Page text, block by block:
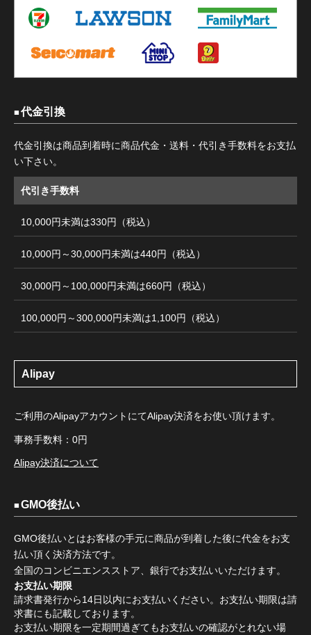
代金引換
代金引換は商品到着時に商品代金・送料・代引き手数料をお支払
い下さい。
代引き手数料
10,000円未満は330円（税込）
10,000円～30,000円未満は440円（税込）
30,000円～100,000円未満は660円（税込）
100,000円～300,000円未満は1,100円（税込）
Alipay
ご利用のAlipayアカウントにてAlipay決済をお使い頂けます。
事務手数料：0円
Alipay決済について
GMO後払い
GMO後払いとはお客様の手元に商品が到着した後に代金をお支
払い頂く決済方法です。
全国のコンビニエンスストア、銀行でお支払いいただけます。
お支払い期限
請求書発行から14日以内にお支払いください。お支払い期限は請
求書にも記載しております。
お支払い期限を一定期間過ぎてもお支払いの確認がとれない場